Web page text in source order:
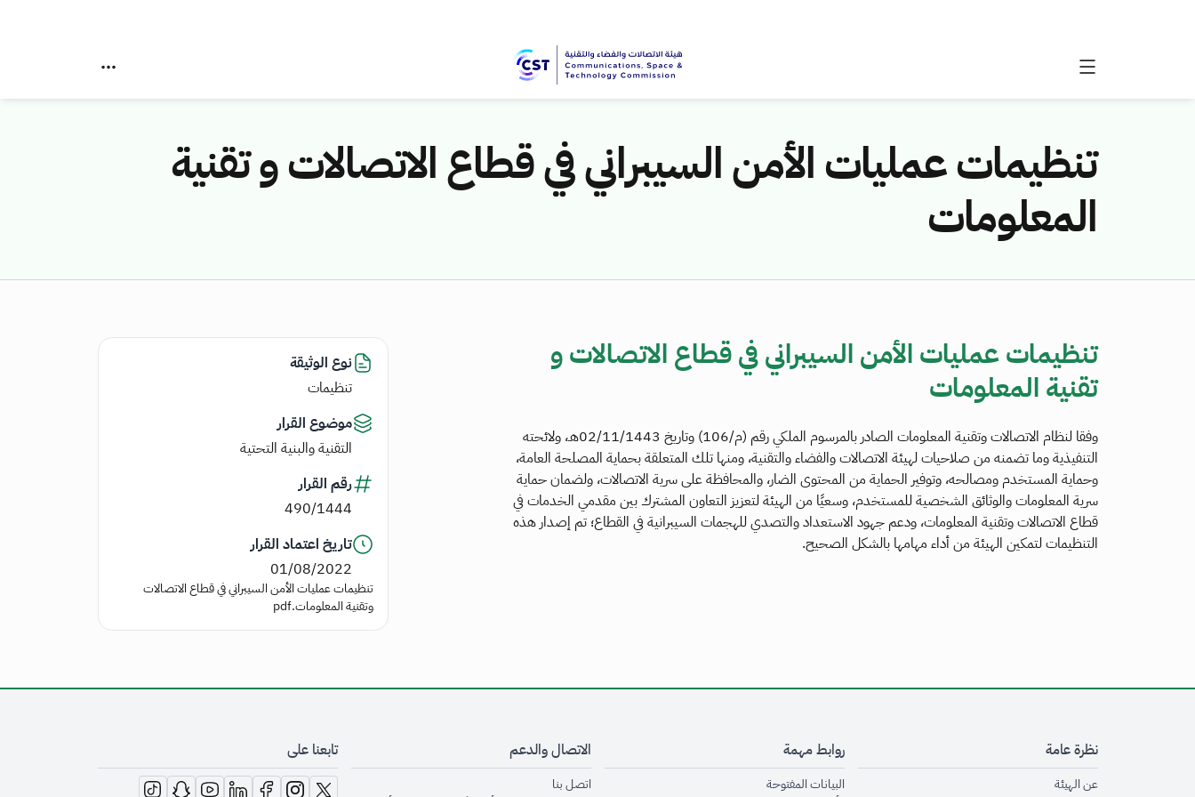
تنظيمات عمليات الأمن السيبراني في قطاع الاتصالات و تقنية
المعلومات
تنظيمات عمليات الأمن السيبراني في قطاع الاتصالات و
تقنية المعلومات
وفقا لنظام الاتصالات وتقنية المعلومات الصادر بالمرسوم الملكي رقم (م/106) وتاريخ 02/11/1443هـ، ولائحته
التنفيذية وما تضمنه من صلاحيات لهيئة الاتصالات والفضاء والتقنية، ومنها تلك المتعلقة بحماية المصلحة العامة،
وحماية المستخدم ومصالحه، وتوفير الحماية من المحتوى الضار، والمحافظة على سرية الاتصالات، ولضمان حماية
سرية المعلومات والوثائق الشخصية للمستخدم، وسعيًا من الهيئة لتعزيز التعاون المشترك بين مقدمي الخدمات في
قطاع الاتصالات وتقنية المعلومات، ودعم جهود الاستعداد والتصدي للهجمات السيبرانية في القطاع؛ تم إصدار هذه
التنظيمات لتمكين الهيئة من أداء مهامها بالشكل الصحيح.
نوع الوثيقة
تنظيمات
موضوع القرار
التقنية والبنية التحتية
رقم القرار
490/1444
تاريخ اعتماد القرار
01/08/2022
تنظيمات عمليات الأمن السيبراني في قطاع الاتصالات
وتقنية المعلومات.pdf
نظرة عامة
عن الهيئةopens in new window
روابط مهمة
البيانات المفتوحةopens in new window
الاتصال والدعم
اتصل بنا
تابعنا على
opens in new window
opens in new window
opens in new window
opens in new window
opens in new window
opens in new window
opens in new window